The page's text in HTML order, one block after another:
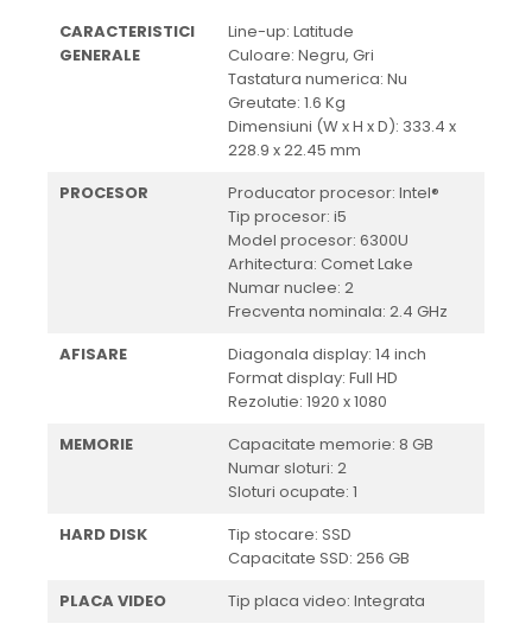
CARACTERISTICI
GENERALE
Line-up: Latitude
Culoare: Negru, Gri
Tastatura numerica: Nu
Greutate: 1.6 Kg
Dimensiuni (W x H x D): 333.4 x
228.9 x 22.45 mm
PROCESOR
Producator procesor: Intel®
Tip procesor: i5
Model procesor: 6300U
Arhitectura: Comet Lake
Numar nuclee: 2
Frecventa nominala: 2.4 GHz
AFISARE
Diagonala display: 14 inch
Format display: Full HD
Rezolutie: 1920 x 1080
MEMORIE
Capacitate memorie: 8 GB
Numar sloturi: 2
Sloturi ocupate: 1
HARD DISK
Tip stocare: SSD
Capacitate SSD: 256 GB
PLACA VIDEO
Tip placa video: Integrata